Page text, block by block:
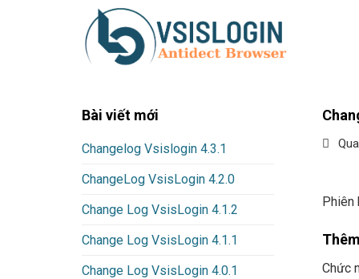
Bài viết mới
Changelog Vsislogin 4.3.1
ChangeLog VsisLogin 4.2.0
Change Log VsisLogin 4.1.2
Change Log VsisLogin 4.1.1
Change Log VsisLogin 4.0.1
Phiên
Chức